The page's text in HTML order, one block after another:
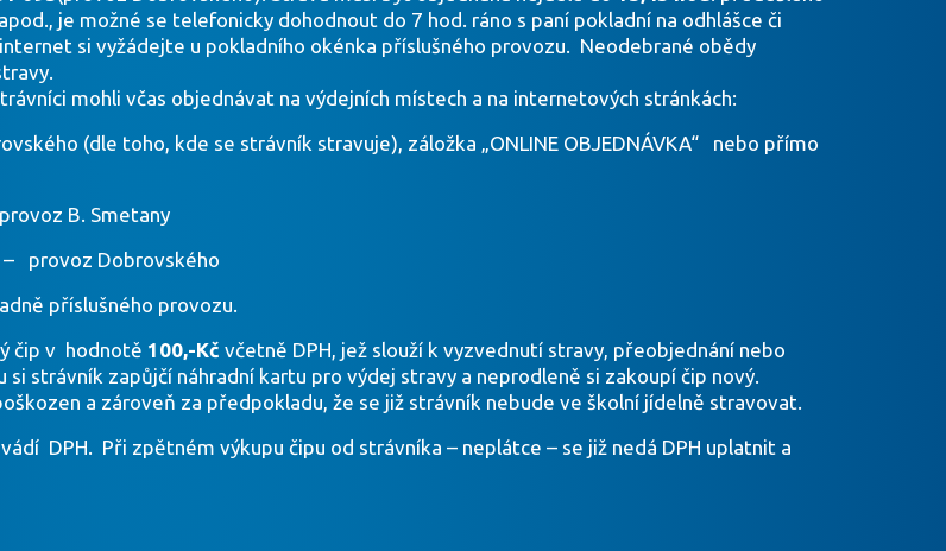
je možné se telefonicky dohodnout do 7 hod. ráno s paní pokladní na odhlášce či
si vyžádejte u pokladního okénka příslušného provozu. Neodebrané obědy
mohli včas objednávat na výdejních místech a na internetových stránkách:
(dle toho, kde se strávník stravuje), záložka „ONLINE OBJEDNÁVKA“ nebo přímo
B. Smetany
– provoz Dobrovského
příslušného provozu.
čip v hodnotě 100,-Kč včetně DPH, jež slouží k vyzvednutí stravy, přeobjednání nebo
strávník zapůjčí náhradní kartu pro výdej stravy a neprodleně si zakoupí čip nový.
a zároveň za předpokladu, že se již strávník nebude ve školní jídelně stravovat.
DPH. Při zpětném výkupu čipu od strávníka – neplátce – se již nedá DPH uplatnit a